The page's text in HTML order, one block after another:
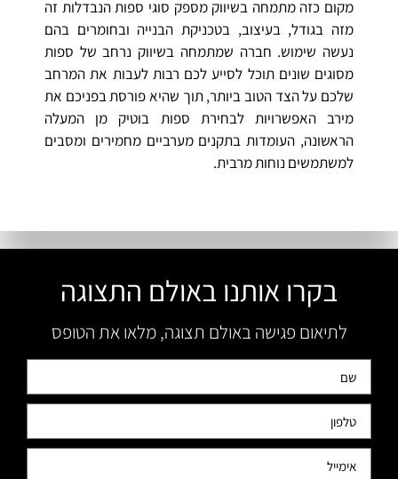
מקום כזה מתמחה בשיווק מספק סוגי ספות הנבדלות זה
מזה בגודל, בעיצוב, בטכניקת הבנייה ובחומרים בהם
נעשה שימוש. חברה שמתמחה בשיווק נרחב של ספות
מסוגים שונים תוכל לסייע לכם רבות לעבות את המרחב
שלכם על הצד הטוב ביותר, תוך שהיא פורסת בפניכם את
מירב האפשרויות לבחירת ספות בוטיק מן המעלה
הראשונה, העומדות בתקנים מערביים מחמירים ומסבים
למשתמשים נוחות מרבית.
בקרו אותנו באולם התצוגה
לתיאום פגישה באולם תצוגה, מלאו את הטופס